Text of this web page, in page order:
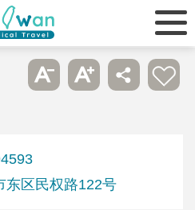
东区民权路122号